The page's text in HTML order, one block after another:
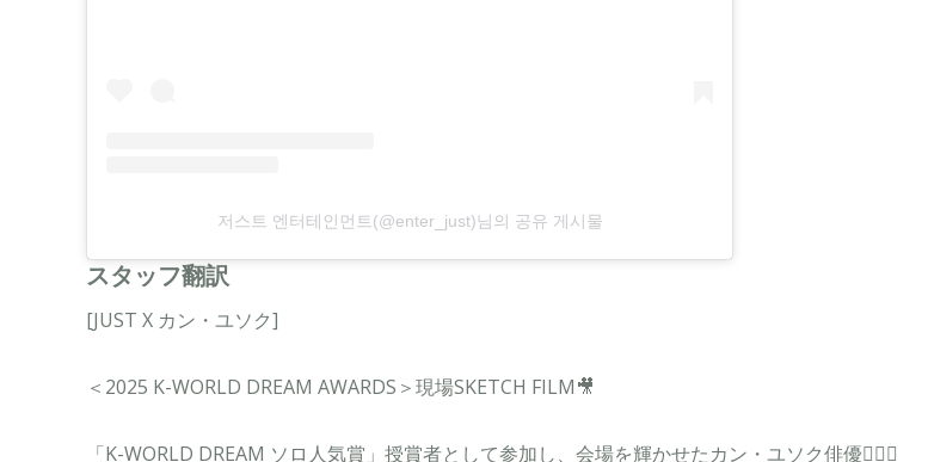
저스트 엔터테인먼트(@enter_just)님의 공유 게시물
スタッフ翻訳
[JUST X カン・ユソク]
＜2025 K-WORLD DREAM AWARDS＞現場SKETCH FILM🎥
「K-WORLD DREAM ソロ人気賞」授賞者として参加し、会場を輝かせたカン・ユソク俳優✌🏻✨